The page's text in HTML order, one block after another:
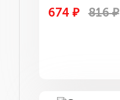
674 ₽ 816 ₽